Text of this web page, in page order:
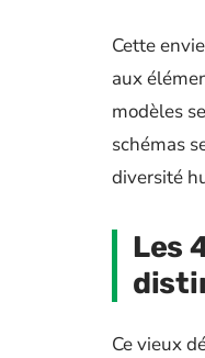
Cette
aux
modèles
schémas
diversité
Les
Ce vieux